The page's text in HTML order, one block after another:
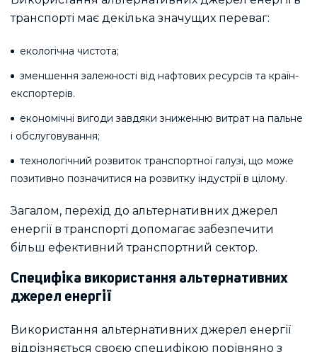
транспорті має декілька значущих переваг:
екологічна чистота;
зменшення залежності від нафтових ресурсів та країн-
експортерів.
економічні вигоди завдяки зниженню витрат на пальне
і обслуговування;
технологічний розвиток транспортної галузі, що може
позитивно позначитися на розвитку індустрії в цілому.
Загалом, перехід до альтернативних джерел
енергії в транспорті допомагає забезпечити
більш ефективний транспортний сектор.
Специфіка використання альтернативних
джерел енергії
Використання альтернативних джерел енергії
відрізняється своєю специфікою порівняно з